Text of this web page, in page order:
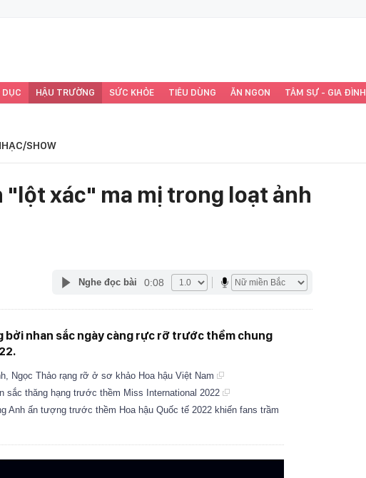
DỤC HẬU TRƯỜNG SỨC KHỎE TIÊU DÙNG ĂN NGON TÂM SỰ - GIA ĐÌNH
SHOW
"lột xác" ma mị trong loạt ảnh
Nghe đọc bài 0:08
bởi nhan sắc ngày càng rực rỡ trước thềm chung
Ngọc Thảo rạng rỡ ở sơ khảo Hoa hậu Việt Nam
sắc thăng hạng trước thềm Miss International 2022
Anh ấn tượng trước thềm Hoa hậu Quốc tế 2022 khiến fans trầm